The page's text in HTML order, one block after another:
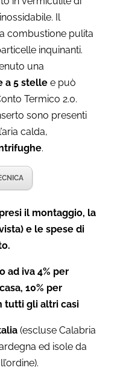
Il
combustione pulita
inquinanti.
una
a 5 stellee può
Termico 2.0.
sono presenti
calda,
.
il montaggio, la
e le spese di
ad iva 4% per
10% per
tutti gli altri casi
(escluse Calabria
ed isole da